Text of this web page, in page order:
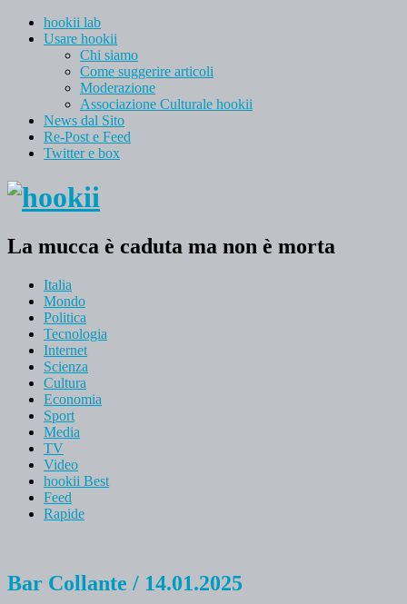
hookii lab
Usare hookii
Chi siamo
Come suggerire articoli
Moderazione
Associazione Culturale hookii
News dal Sito
Re-Post e Feed
Twitter e box
La mucca è caduta ma non è morta
Italia
Mondo
Politica
Tecnologia
Internet
Scienza
Cultura
Economia
Sport
Media
TV
Video
hookii Best
Feed
Rapide
Bar Collante / 14.01.2025